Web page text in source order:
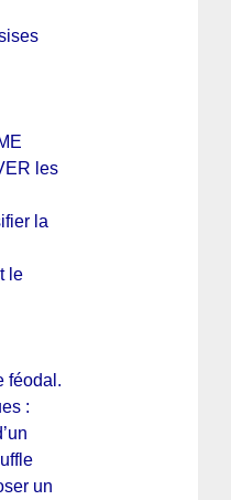
les
la
le
féodal.
:
un